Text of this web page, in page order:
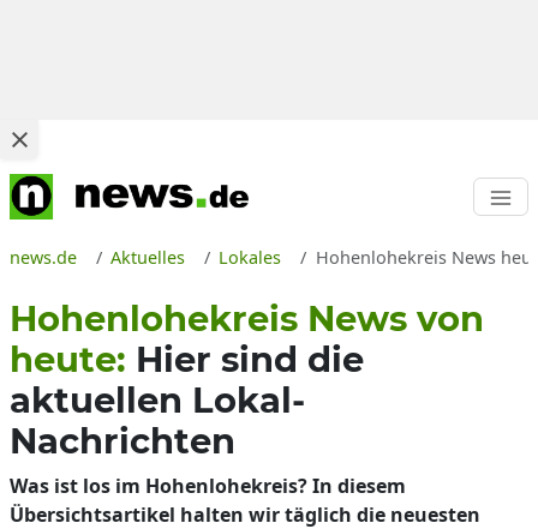
news.de Aktuelles Lokales Hohenlohekreis News
Hohenlohekreis News von
heute: Hier sind die
aktuellen Lokal-
Nachrichten
Was ist los im Hohenlohekreis? In diesem
Übersichtsartikel halten wir täglich die neuesten